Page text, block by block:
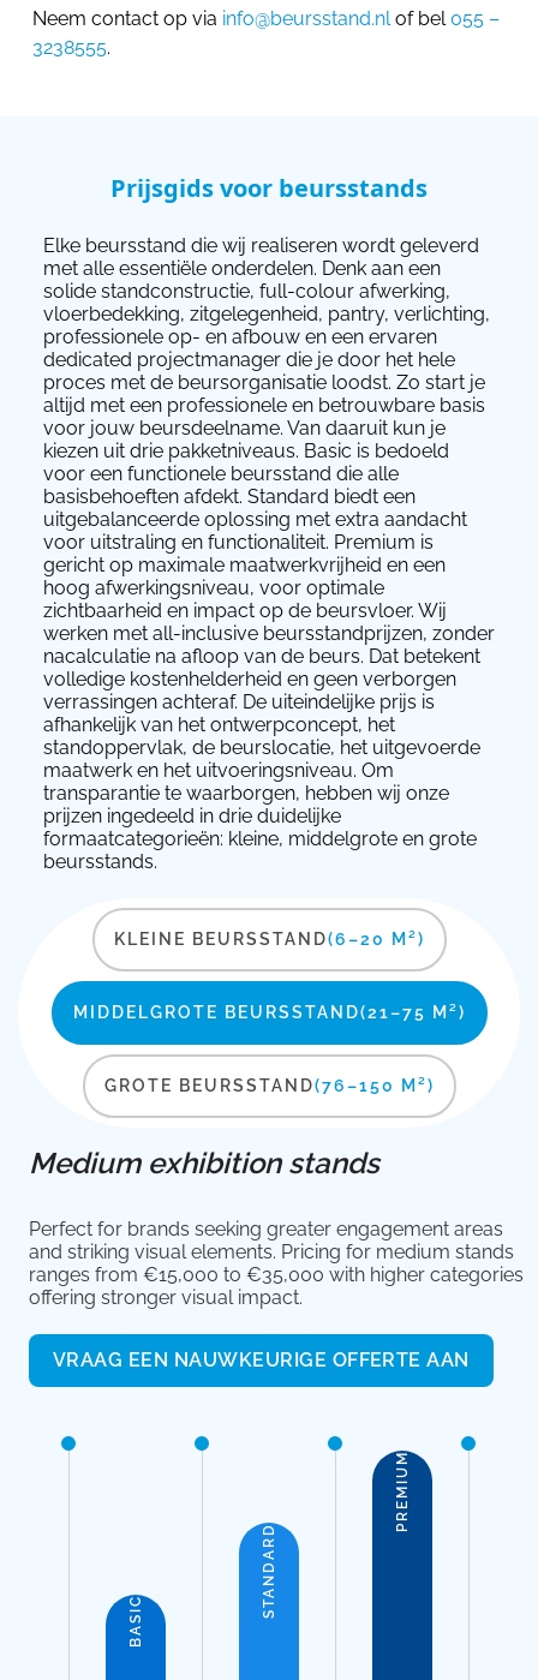
Neem contact op via info@beursstand.nlof bel055 –
3238555.
Prijsgids voor beursstands
Elke beursstand die wij realiseren wordt geleverd
met alle essentiële onderdelen. Denk aan een
solide standconstructie, full-colour afwerking,
vloerbedekking, zitgelegenheid, pantry, verlichting,
professionele op- en afbouw en een ervaren
dedicated projectmanager die je door het hele
proces met de beursorganisatie loodst. Zo start je
altijd met een professionele en betrouwbare basis
voor jouw beursdeelname. Van daaruit kun je
kiezen uit drie pakketniveaus. Basic is bedoeld
voor een functionele beursstand die alle
basisbehoeften afdekt. Standard biedt een
uitgebalanceerde oplossing met extra aandacht
voor uitstraling en functionaliteit. Premium is
gericht op maximale maatwerkvrijheid en een
hoog afwerkingsniveau, voor optimale
zichtbaarheid en impact op de beursvloer. Wij
werken met all-inclusive beursstandprijzen, zonder
nacalculatie na afloop van de beurs. Dat betekent
volledige kostenhelderheid en geen verborgen
verrassingen achteraf. De uiteindelijke prijs is
afhankelijk van het ontwerpconcept, het
standoppervlak, de beurslocatie, het uitgevoerde
maatwerk en het uitvoeringsniveau. Om
transparantie te waarborgen, hebben wij onze
prijzen ingedeeld in drie duidelijke
formaatcategorieën: kleine, middelgrote en grote
beursstands.
KLEINE BEURSSTAND(6–20 M²)
MIDDELGROTE BEURSSTAND(21–75 M²)
GROTE BEURSSTAND(76–150 M²)
Medium exhibition stands
Perfect for brands seeking greater engagement areas
and striking visual elements. Pricing for medium stands
ranges from €15,000 to €35,000 with higher categories
offering stronger visual impact.
VRAAG EEN NAUWKEURIGE OFFERTE AAN
BASIC
STANDARD
PREMIUM